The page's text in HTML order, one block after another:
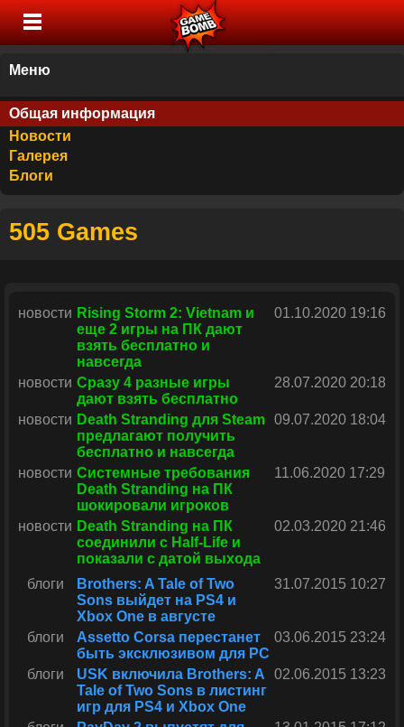
Меню
Общая информация
Новости
Галерея
Блоги
505 Games
новости Rising Storm 2: Vietnam и
еще 2 игры на ПК дают
взять бесплатно и
навсегда
01.10.2020 19:16
новости Сразу 4 разные игры
дают взять бесплатно
28.07.2020 20:18
новости Death Stranding для Steam
предлагают получить
бесплатно и навсегда
09.07.2020 18:04
новости Системные требования
Death Stranding на ПК
шокировали игроков
11.06.2020 17:29
новости Death Stranding на ПК
соединили с Half-Life и
показали с датой выхода
02.03.2020 21:46
блоги
Brothers: A Tale of Two
Sons выйдет на PS4 и
Xbox One в августе
31.07.2015 10:27
блоги
Assetto Corsa перестанет
быть эксклюзивом для PC
03.06.2015 23:24
блоги
USK включила Brothers: A
Tale of Two Sons в листинг
игр для PS4 и Xbox One
02.06.2015 13:23